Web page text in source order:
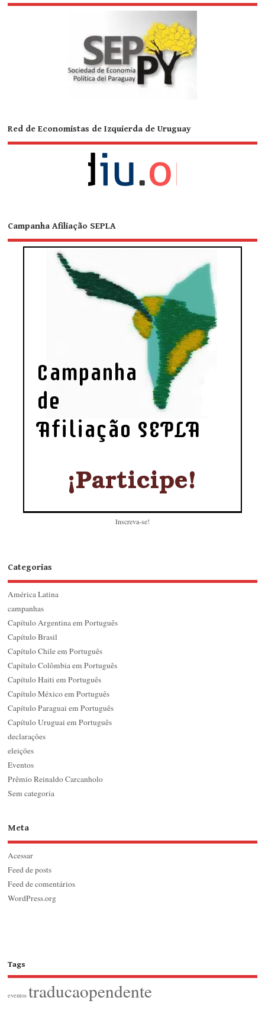
Red de Economistas de Izquierda de Uruguay
Campanha Afiliação SEPLA
Inscreva-se!
Categorias
América Latina
campanhas
Capítulo Argentina em Português
Capítulo Brasil
Capítulo Chile em Português
Capítulo Colômbia em Português
Capítulo Haiti em Português
Capítulo México em Português
Capítulo Paraguai em Português
Capítulo Uruguai em Português
declarações
eleições
Eventos
Prêmio Reinaldo Carcanholo
Sem categoria
Meta
Acessar
Feed de posts
Feed de comentários
WordPress.org
Tags
eventos traducaopendente